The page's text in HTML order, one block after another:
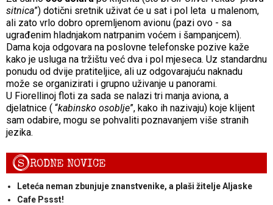
sitnica”) dotični sretnik uživat će u sat i pol leta u malenom,
ali zato vrlo dobro opremljenom avionu (pazi ovo - sa
ugrađenim hladnjakom natrpanim voćem i šampanjcem).
Dama koja odgovara na poslovne telefonske pozive kaže
kako je usluga na tržištu već dva i pol mjeseca. Uz standardnu
ponudu od dvije pratiteljice, ali uz odgovarajuću naknadu
može se organizirati i grupno uživanje u panorami.
U Fiorellinoj floti za sada se nalazi tri manja aviona, a
djelatnice ( “kabinsko osoblje”, kako ih nazivaju) koje klijent
sam odabire, mogu se pohvaliti poznavanjem više stranih
jezika.
SRODNE NOVICE
Leteća neman zbunjuje znanstvenike, a plaši žitelje Aljaske
Cafe Pssst!